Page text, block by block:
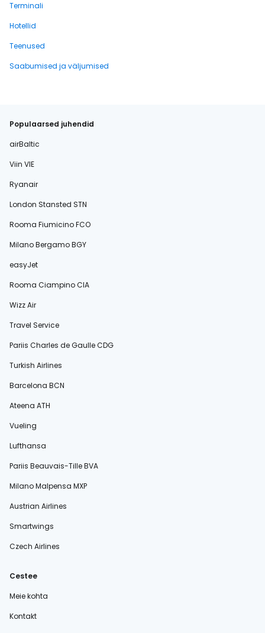
Terminali
Hotellid
Teenused
Saabumised ja väljumised
Populaarsed juhendid
airBaltic
Viin VIE
Ryanair
London Stansted STN
Rooma Fiumicino FCO
Milano Bergamo BGY
easyJet
Rooma Ciampino CIA
Wizz Air
Travel Service
Pariis Charles de Gaulle CDG
Turkish Airlines
Barcelona BCN
Ateena ATH
Vueling
Lufthansa
Pariis Beauvais-Tille BVA
Milano Malpensa MXP
Austrian Airlines
Smartwings
Czech Airlines
Cestee
Meie kohta
Kontakt